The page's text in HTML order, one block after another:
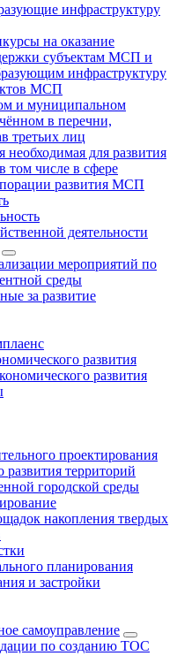
инфраструктуру
на оказание
субъектам МСП и
инфраструктуру
МСП
и муниципальном
в перечни,
третьих лиц
для развития
числе в сфере
развития МСП
деятельности
мероприятий по
среды
за развитие
развития
развития
проектирования
развития территорий
городской среды
накопления твердых
планирования
и застройки
самоуправление
по созданию ТОС